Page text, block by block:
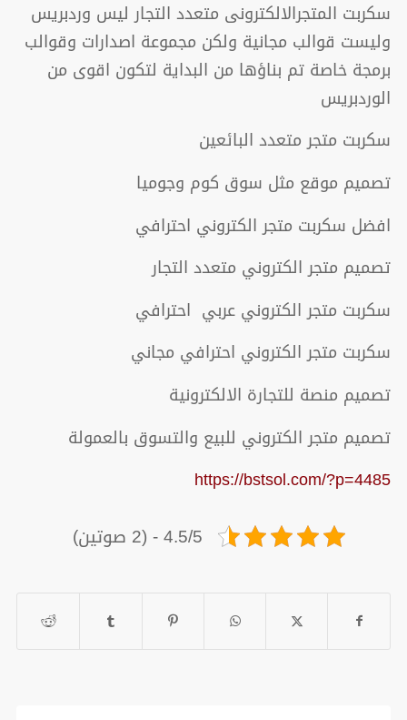
سكربت المتجرالالكترونى متعدد التجار ليس وردبريس
وليست قوالب مجانية ولكن مجموعة اصدارات وقوالب
برمجة خاصة تم بناؤها من البداية لتكون اقوى من
الوردبريس
سكربت متجر متعدد البائعين
تصميم موقع مثل سوق كوم وجوميا
افضل سكربت متجر الكتروني احترافي
تصميم متجر الكتروني متعدد التجار
سكربت متجر الكتروني عربي احترافي
سكربت متجر الكتروني احترافي مجاني
تصميم منصة للتجارة الالكترونية
تصميم متجر الكتروني للبيع والتسوق بالعمولة
https://bstsol.com/?p=4485
4.5/5 - (2 صوتين)